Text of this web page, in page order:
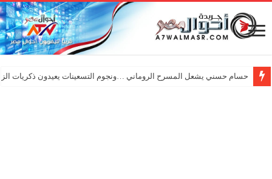
حسام حسني يشعل المسرح الروماني …ونجوم التسعينات يعيدون ذكريات